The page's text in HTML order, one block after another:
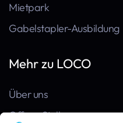
Mietpark
Gabelstapler-Ausbildung
Mehr zu LOCO
Über uns
Offene Stellen